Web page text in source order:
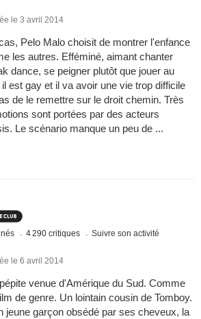
le 3 avril 2014
Pelo Malo choisit de montrer l'enfance
les autres. Efféminé, aimant chanter
dance, se peigner plutôt que jouer au
est gay et il va avoir une vie trop difficile
de le remettre sur le droit chemin. Très
sont portées par des acteurs
Le scénario manque un peu de ...
4 290 critiques Suivre son activité
le 6 avril 2014
venue d'Amérique du Sud. Comme
de genre. Un lointain cousin de Tomboy.
jeune garçon obsédé par ses cheveux, la